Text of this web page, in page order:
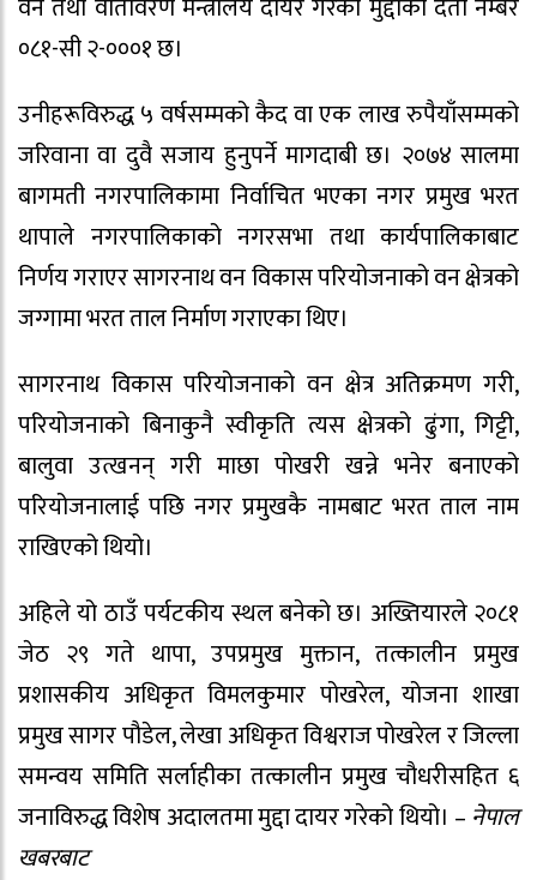
वन तथा वातावरण मन्त्रालय दायर गरेको मुद्दाको दर्ता नम्बर
०८१-सी २-०००१ छ।
उनीहरूविरुद्ध ५ वर्षसम्मको कैद वा एक लाख रुपैयाँसम्मको
जरिवाना वा दुवै सजाय हुनुपर्ने मागदाबी छ। २०७४ सालमा
बागमती नगरपालिकामा निर्वाचित भएका नगर प्रमुख भरत
थापाले नगरपालिकाको नगरसभा तथा कार्यपालिकाबाट
निर्णय गराएर सागरनाथ वन विकास परियोजनाको वन क्षेत्रको
जग्गामा भरत ताल निर्माण गराएका थिए।
सागरनाथ विकास परियोजनाको वन क्षेत्र अतिक्रमण गरी,
परियोजनाको बिनाकुनै स्वीकृति त्यस क्षेत्रको ढुंगा, गिट्टी,
बालुवा उत्खनन् गरी माछा पोखरी खन्ने भनेर बनाएको
परियोजनालाई पछि नगर प्रमुखकै नामबाट भरत ताल नाम
राखिएको थियो।
अहिले यो ठाउँ पर्यटकीय स्थल बनेको छ। अख्तियारले २०८१
जेठ २९ गते थापा, उपप्रमुख मुक्तान, तत्कालीन प्रमुख
प्रशासकीय अधिकृत विमलकुमार पोखरेल, योजना शाखा
प्रमुख सागर पौडेल, लेखा अधिकृत विश्वराज पोखरेल र जिल्ला
समन्वय समिति सर्लाहीका तत्कालीन प्रमुख चौधरीसहित ६
जनाविरुद्ध विशेष अदालतमा मुद्दा दायर गरेको थियो। – नेपाल
खबरबाट